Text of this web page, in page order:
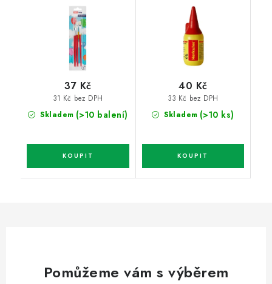
Skladem (>10 balení)
31 Kč bez DPH
37 Kč
Skladem (>10 ks)
33 Kč bez DPH
40 Kč
Pomůžeme vám s výběrem